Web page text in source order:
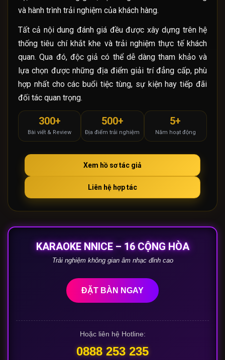
và hành trình trải nghiệm của khách hàng.
Tất cả nội dung đánh giá đều được xây dựng trên hệ
thống tiêu chí khắt khe và trải nghiệm thực tế khách
quan. Qua đó, độc giả có thể dễ dàng tham khảo và
lựa chọn được những địa điểm giải trí đẳng cấp, phù
hợp nhất cho các buổi tiệc tùng, sự kiện hay tiếp đãi
đối tác quan trọng.
300+
Bài viết & Review
500+
Địa điểm trải nghiệm
5+
Năm hoạt động
Xem hồ sơ tác giả
Liên hệ hợp tác
KARAOKE NNICE – 16 CỘNG HÒA
Trải nghiệm không gian âm nhạc đỉnh cao
ĐẶT BÀN NGAY
Hoặc liên hệ Hotline:
0888 253 235